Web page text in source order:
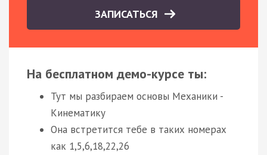
ЗАПИСАТЬСЯ
На бесплатном демо-курсе ты:
Тут мы разбираем основы Механики -
Кинематику
Она встретится тебе в таких номерах
как 1,5,6,18,22,26